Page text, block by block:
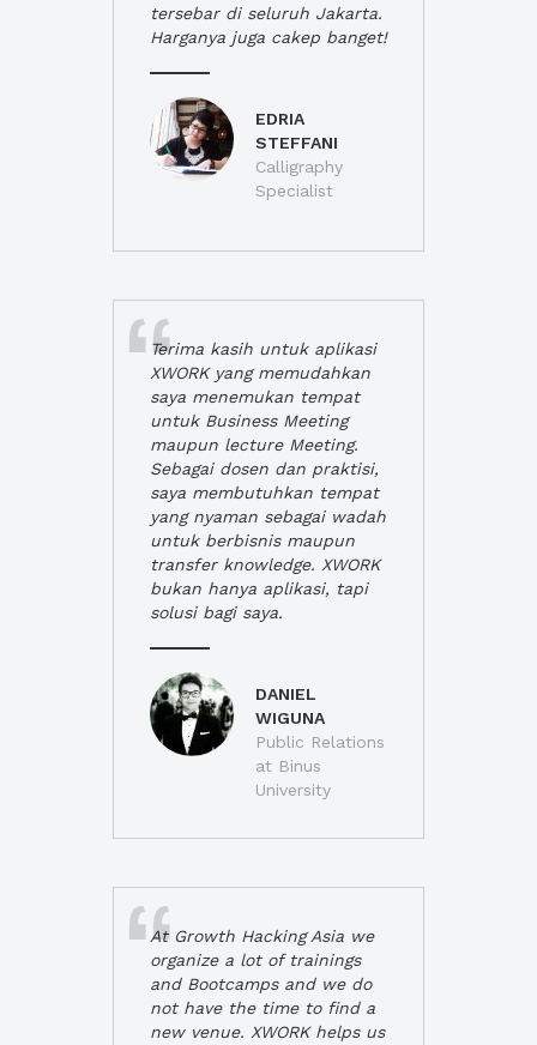
tersebar di seluruh Jakarta.
Harganya juga cakep banget!
EDRIA
STEFFANI
Calligraphy
Specialist
Terima kasih untuk aplikasi
XWORK yang memudahkan
saya menemukan tempat
untuk Business Meeting
maupun lecture Meeting.
Sebagai dosen dan praktisi,
saya membutuhkan tempat
yang nyaman sebagai wadah
untuk berbisnis maupun
transfer knowledge. XWORK
bukan hanya aplikasi, tapi
solusi bagi saya.
DANIEL
WIGUNA
Public Relations
at Binus
University
At Growth Hacking Asia we
organize a lot of trainings
and Bootcamps and we do
not have the time to find a
new venue. XWORK helps us